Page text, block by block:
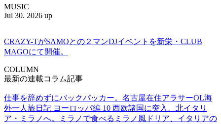
MUSIC
Jul 30. 2026 up
CRAZY-TがSAMOとの２マンDJイベントを新栄・CLUB
MAGOにて開催。
COLUMN
最新の連載コラム記事
仕事を辞めずにバックパッカー。名古屋在住アラサーOL海
外一人旅日記 ヨーロッパ編 10 西欧諸国に突入、北イタリ
ア・ミラノへ。ミラノで食べるミラノ風ドリア、イタリアの